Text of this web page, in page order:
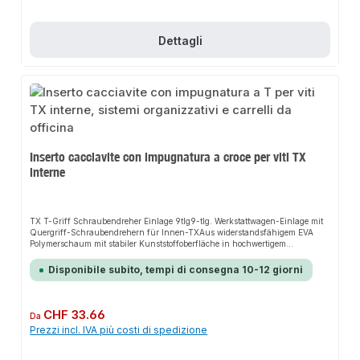
Dettagli
Inserto cacciavite con impugnatura a croce per viti TX
interne
TX T-Griff Schraubendreher Einlage 9tlg9-tlg. Werkstattwagen-Einlage mit
Quergriff-Schraubendrehern für Innen-TXAus widerstandsfähigem EVA
Polymerschaum mit stabiler Kunststoffoberfläche in hochwertigem
ÜbersichtlichkeitHochwertige Optik, höhere Stabilität und geringere
Schmutzanfälligkeit durch CarbonfinishWerkzeuge sauber, übersichtlich
Schrauben T10 - 15 - 20 - 25 - 27 - 30 - 40 - 45 - 50
Disponibile subito, tempi di consegna 10-12 giorni
Prezzo normale:
Da CHF 33.66
Prezzi incl. IVA più costi di spedizione